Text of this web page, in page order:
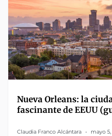
Nueva Orleans: la
fascinante de EEUU
Claudia Franco Alcántara mayo